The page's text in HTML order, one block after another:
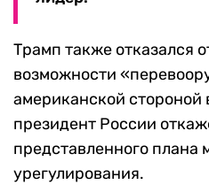
Трамп также отказался
возможности
американской стороной
президент России
представленного плана
урегулирования.